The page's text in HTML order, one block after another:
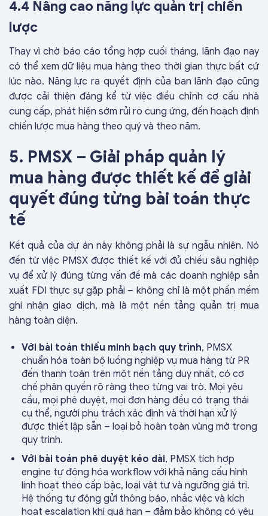
4.4 Nâng cao năng lực quản trị chiến
lược
Thay vì chờ báo cáo tổng hợp cuối tháng, lãnh đạo nay
có thể xem dữ liệu mua hàng theo thời gian thực bất cứ
lúc nào. Năng lực ra quyết định của ban lãnh đạo cũng
được cải thiện đáng kể từ việc điều chỉnh cơ cấu nhà
cung cấp, phát hiện sớm rủi ro cung ứng, đến hoạch định
chiến lược mua hàng theo quý và theo năm.
5. PMSX – Giải pháp quản lý
mua hàng được thiết kế để giải
quyết đúng từng bài toán thực
tế
Kết quả của dự án này không phải là sự ngẫu nhiên. Nó
đến từ việc PMSX được thiết kế với đủ chiều sâu nghiệp
vụ để xử lý đúng từng vấn đề mà các doanh nghiệp sản
xuất FDI thực sự gặp phải – không chỉ là một phần mềm
ghi nhận giao dịch, mà là một nền tảng quản trị mua
hàng toàn diện.
Với bài toán thiếu minh bạch quy trình, PMSX
chuẩn hóa toàn bộ luồng nghiệp vụ mua hàng từ PR
đến thanh toán trên một nền tảng duy nhất, có cơ
chế phân quyền rõ ràng theo từng vai trò. Mọi yêu
cầu, mọi phê duyệt, mọi đơn hàng đều có trạng thái
cụ thể, người phụ trách xác định và thời hạn xử lý
được thiết lập sẵn – loại bỏ hoàn toàn vùng mờ trong
quy trình.
Với bài toán phê duyệt kéo dài, PMSX tích hợp
engine tự động hóa workflow với khả năng cấu hình
linh hoạt theo cấp bậc, loại vật tư và ngưỡng giá trị.
Hệ thống tự động gửi thông báo, nhắc việc và kích
hoạt escalation khi quá hạn – đảm bảo không có yêu